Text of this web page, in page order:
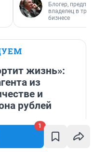
1
Блогер,
владелец в
бизнесе
жизнь»:
из
и
рублей
уехала жить, а я